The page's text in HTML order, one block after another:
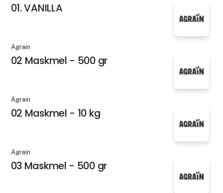
01. VANILLA
Agrain
02 Maskmel - 500 gr
Agrain
02 Maskmel - 10 kg
Agrain
03 Maskmel - 500 gr